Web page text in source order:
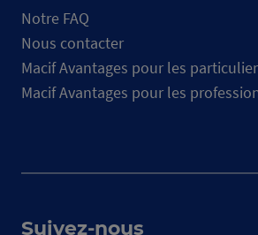
Notre FAQ
Nous contacter
Macif Avantages pour les
Macif Avantages pour les
Suivez-nous